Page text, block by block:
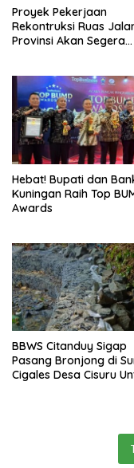
Proyek Pekerjaan
Rekontruksi Ruas
Provinsi Akan Segera
Hebat! Bupati dan
Kuningan Raih Top
Awards
BBWS Citanduy Sigap
Pasang Bronjong di
Cigales Desa Cisuru